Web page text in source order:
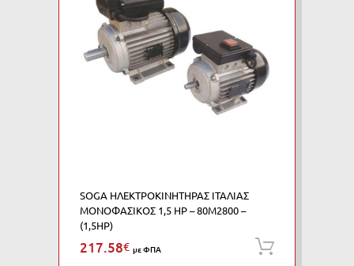
SOGA ΗΛΕΚΤΡΟΚΙΝΗΤΗΡΑΣ ΙΤΑΛΙΑΣ
ΜΟΝΟΦΑΣΙΚΟΣ 1,5 HP – 80M2800 –
(1,5HP)
217.58€ με ΦΠΑ